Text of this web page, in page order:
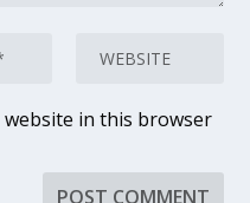
website in this browser